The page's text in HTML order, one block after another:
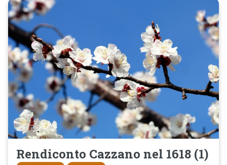
Rendiconto Cazzano nel 1618 (1)